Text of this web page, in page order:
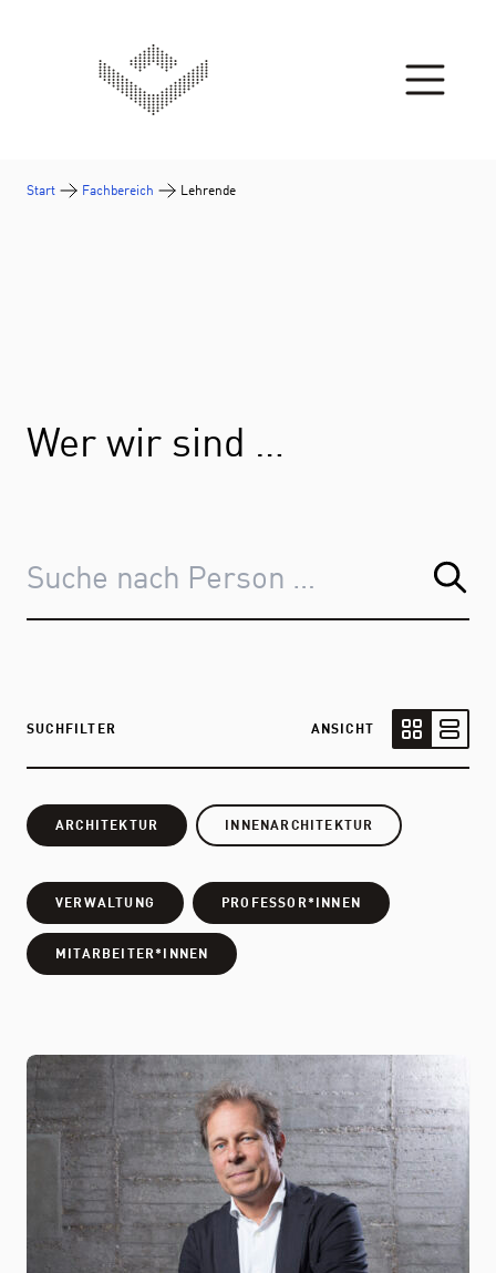
Start Fachbereich Lehrende
Wer wir sind …
SUCHFILTER
ANSICHT
ARCHITEKTUR INNENARCHITEKTUR
VERWALTUNG PROFESSOR*INNEN
MITARBEITER*INNEN